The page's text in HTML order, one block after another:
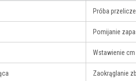
Próba
Pomijanie
Wstawienie
Zaokrąglanie